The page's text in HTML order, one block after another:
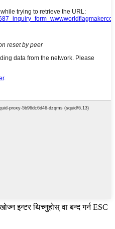
इन्टर थिच्नुहोस् वा बन्द गर्न ESC